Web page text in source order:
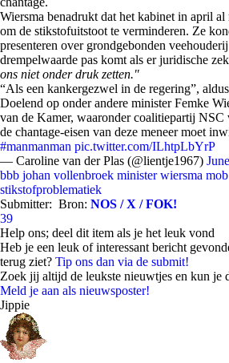
Wiersma benadrukt dat het kabinet in april al
om de stikstofuitstoot te verminderen. Ze
presenteren over grondgebonden
drempelwaarde pas komt als er juridische
ons niet onder druk zetten."
“Als een kankergezwel in de regering”,
Doelend op onder andere minister Femke
van de Kamer, waaronder coalitiepartij NSC
de chantage-eisen van deze meneer moet
#manmanman pic.twitter.com/ILhtpLbYrP
— Caroline van der Plas (@lientje1967)
bbb johan vollenbroek minister wiersma mob
stikstofproblematiek
Submitter: Bron: NOS / X / FOK!
39
Help ons; deel dit item als je het leuk vond
Heb je een leuk of interessant bericht
terug ziet? Tip ons dan via de submit!
Zoek jij altijd de leukste nieuwtjes en kun je
Meld je aan als nieuwsposter!
Jippie